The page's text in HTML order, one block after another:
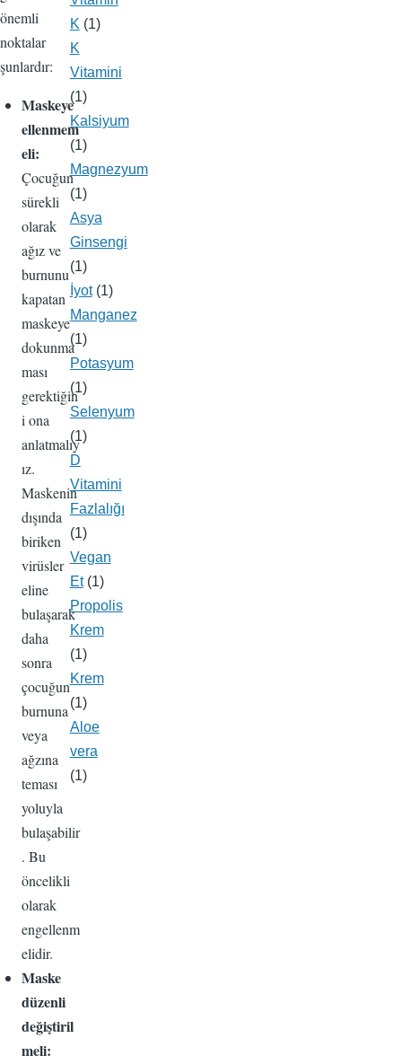
önemli
noktalar
şunlardır:
Maskeye
ellenmem
eli:
Çocuğun
sürekli
olarak
ağız ve
burnunu
kapatan
maskeye
dokunma
ması
gerektiğin
i ona
anlatmalıy
ız.
Maskenin
dışında
biriken
virüsler
eline
bulaşarak
daha
sonra
çocuğun
burnuna
veya
ağzına
teması
yoluyla
bulaşabilir
. Bu
öncelikli
olarak
engellenm
elidir.
Maske
düzenli
değiştiril
meli:
K (1)
K
Vitamini
(1)
Kalsiyum
(1)
Magnezyum
(1)
Asya
Ginsengi
(1)
İyot(1)
Manganez
(1)
Potasyum
(1)
Selenyum
(1)
D
Vitamini
Fazlalığı
(1)
Vegan
Et(1)
Propolis
Krem
(1)
Krem
(1)
Aloe
vera
(1)